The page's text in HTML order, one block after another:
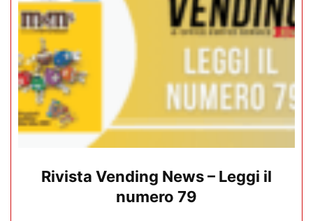
Rivista Vending News – Leggi il
numero 79